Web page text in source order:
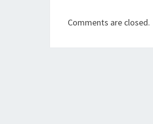
Comments are closed.